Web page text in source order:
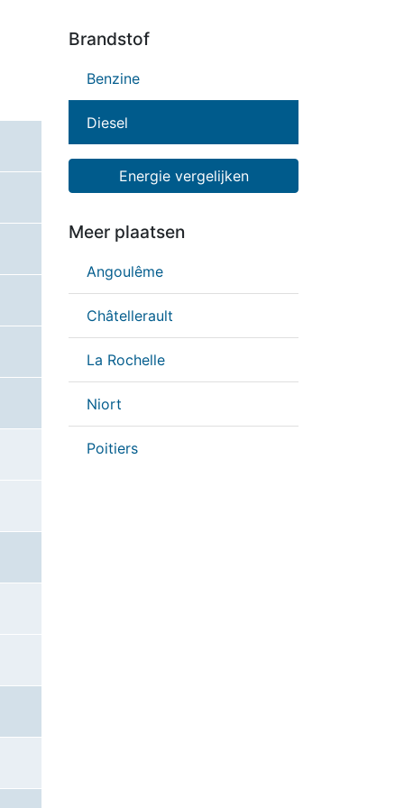
Brandstof
Benzine
Diesel
Energie vergelijken
Meer plaatsen
Angoulême
Châtellerault
La Rochelle
Niort
Poitiers